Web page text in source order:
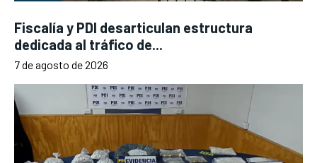
Fiscalía y PDI desarticulan estructura
dedicada al tráfico de...
7 de agosto de 2026